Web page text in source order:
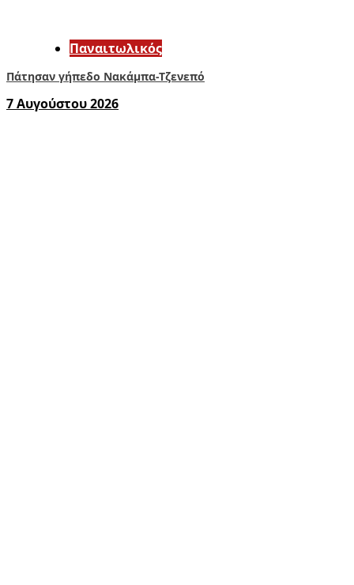
Παναιτωλικός
Πάτησαν γήπεδο Νακάμπα-Τζενεπό
7 Αυγούστου 2026